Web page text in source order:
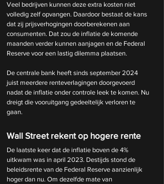
Veel bedrijven kunnen deze extra kosten niet
volledig zelf opvangen. Daardoor bestaat de kans
dat zij prijsverhogingen doorberekenen aan
consumenten. Dat zou de inflatie de komende
maanden verder kunnen aanjagen en de Federal
Reserve voor een lastig dilemma plaatsen.
De centrale bank heeft sinds september 2024
juist meerdere renteverlagingen doorgevoerd
nadat de inflatie onder controle leek te komen. Nu
dreigt die vooruitgang gedeeltelijk verloren te
gaan.
Wall Street rekent op hogere rente
De laatste keer dat de inflatie boven de 4%
uitkwam was in april 2023. Destijds stond de
beleidsrente van de Federal Reserve aanzienlijk
hoger dan nu. Om dezelfde mate van